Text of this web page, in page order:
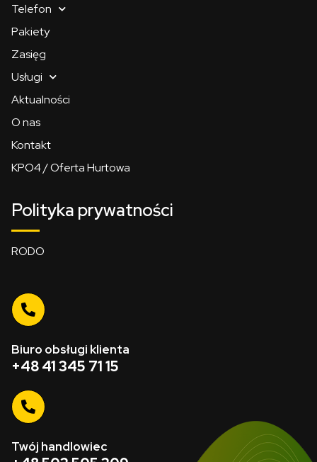
Telefon
Pakiety
Zasięg
Usługi
Aktualności
O nas
Kontakt
KPO4 / Oferta Hurtowa
Polityka prywatności
RODO
Biuro obsługi klienta
+48 41 345 71 15
Twój handlowiec